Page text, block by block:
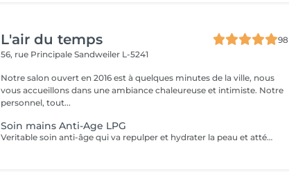
L'air du temps
98
56, rue PrincipaleSandweiler L-5241
Notre salon ouvert en 2016 est à quelques minutes de la ville, nous
vous accueillons dans une ambiance chaleureuse et intimiste. Notre
personnel, tout...
Soin mains Anti-Age LPG
Veritable soin anti-âge qui va repulper et hydrater la peau et atténuer les taches. Nettoyage, gommage, massage mécanique, gants avec principes actifs. Les mains sont toujours exposées à l'air et sont sujettes à un vieillissement plus rapides de la peau.NOUS AVONS LA DERNIERE MACHINE LPG DE 2025 LPG INFINITY, ENCORE PLUS DE RESULTAT